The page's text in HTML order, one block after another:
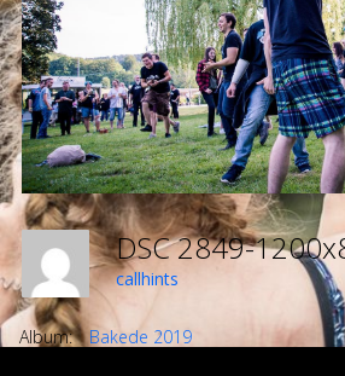
DSC 2849-
callhints
Album: Bakede 2019